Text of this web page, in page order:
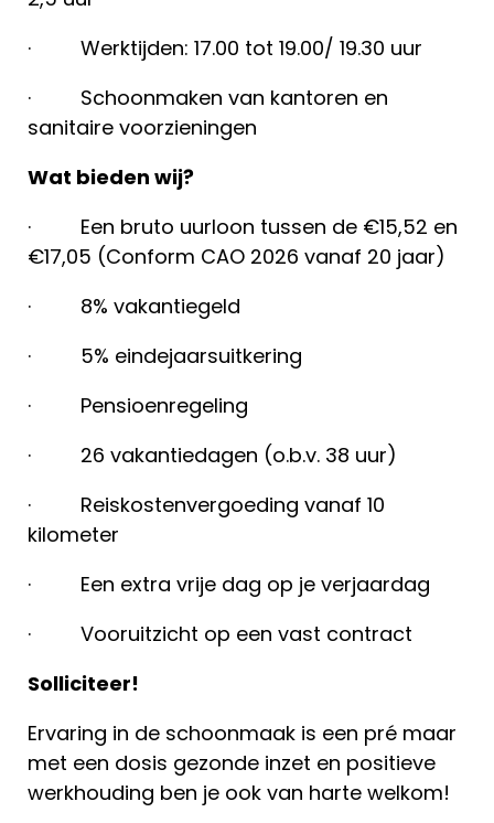
· Werktijden: 17.00 tot 19.00/ 19.30 uur
· Schoonmaken van kantoren en
sanitaire voorzieningen
Wat bieden wij?
· Een bruto uurloon tussen de €15,52 en
€17,05 (Conform CAO 2026 vanaf 20 jaar)
· 8% vakantiegeld
· 5% eindejaarsuitkering
· Pensioenregeling
· 26 vakantiedagen (o.b.v. 38 uur)
· Reiskostenvergoeding vanaf 10
kilometer
· Een extra vrije dag op je verjaardag
· Vooruitzicht op een vast contract
Solliciteer!
Ervaring in de schoonmaak is een pré maar
met een dosis gezonde inzet en positieve
werkhouding ben je ook van harte welkom!